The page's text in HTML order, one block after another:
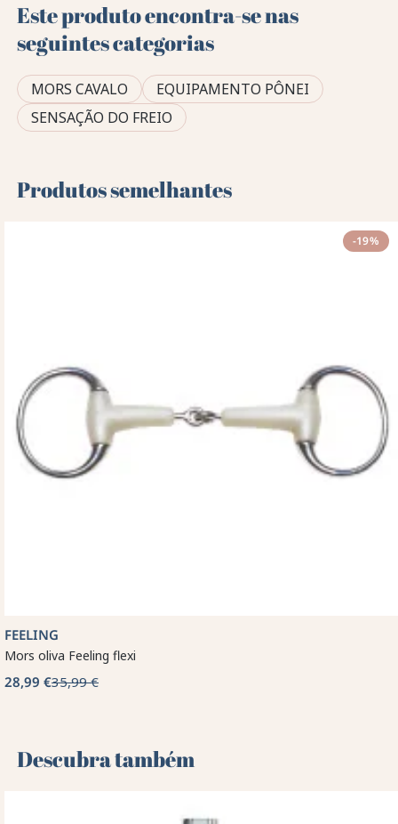
Este produto encontra-se nas
seguintes categorias
MORS CAVALO
EQUIPAMENTO PÔNEI
SENSAÇÃO DO FREIO
Produtos semelhantes
-19%
FEELING
Mors oliva Feeling flexi
28,99 €35,99 €
Descubra também 🌻